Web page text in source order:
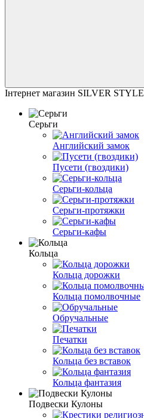
Інтернет магазин SILVER STYLE
Серьги
Английский замок
Пусети (гвоздики)
Серьги-кольца
Серьги-протяжки
Серьги-кафы
Кольца
Кольца дорожки
Кольца помолвочные
Обручальные
Печатки
Кольца без вставок
Кольца фантазия
Подвески Кулоны